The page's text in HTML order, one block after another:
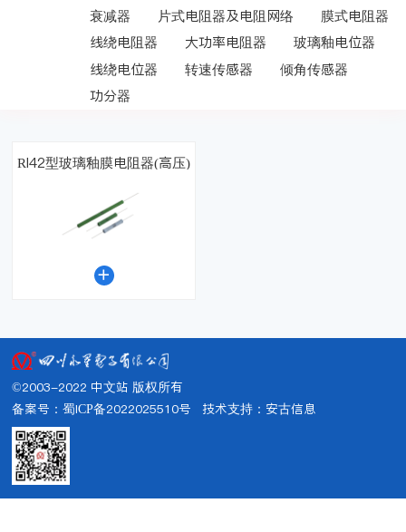
衰减器
片式电阻器及电阻网络
膜式电阻器
线绕电阻器
大功率电阻器
玻璃釉电位器
线绕电位器
转速传感器
倾角传感器
功分器
RI42型玻璃釉膜电阻器(高压)

©2003-2022 中文站 版权所有
备案号：蜀ICP备2022025510号 技术支持： 安古信息